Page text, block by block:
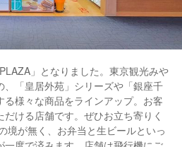
」となりました。東京観光みや
、「皇居外苑」シリーズや「銀座千
様々な商品をラインアップ。お客
ける店舗です。ぜひお立ち寄りく
境が無く、お弁当と生ビールといっ